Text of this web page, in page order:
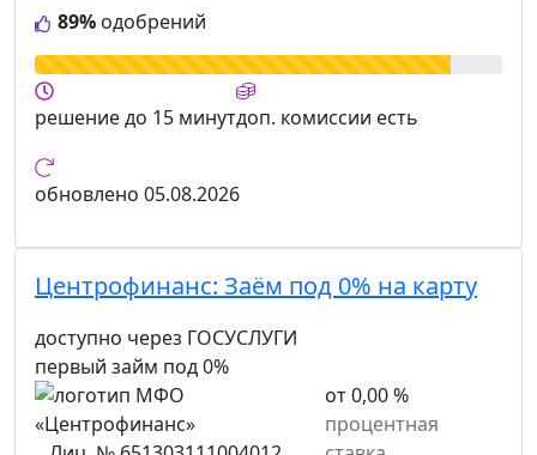
89% одобрений
решениедо 15 минутдоп. комиссии есть
обновлено 05.08.2026
Центрофинанс: Заём под 0% на карту
доступно через ГОСУСЛУГИ
первый займ под 0%
от 0,00 %
процентная